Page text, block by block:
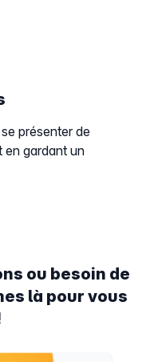
présenter de
en gardant un
ou besoin de
là pour vous